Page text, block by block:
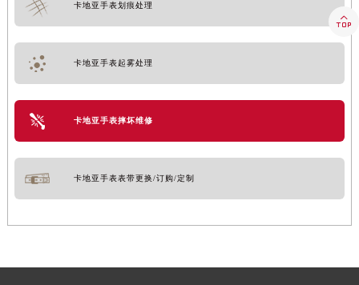
卡地亚手表划痕处理
卡地亚手表起雾处理
卡地亚手表摔坏维修
卡地亚手表表带更换/订购/定制
